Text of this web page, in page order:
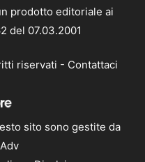
prodotto editoriale ai
del 07.03.2001
riservati - Contattaci
sito sono gestite da